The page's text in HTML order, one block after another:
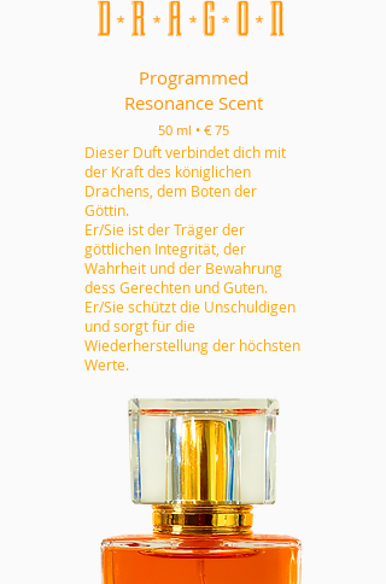
D * R * A * G * O * N
Programmed
Resonance Scent
50 ml • € 75
Dieser Duft verbindet dich mit
der Kraft des königlichen
Drachens, dem Boten der
Göttin.
Er/Sie ist der Träger der
göttlichen Integrität, der
Wahrheit und der Bewahrung
dess Gerechten und Guten.
Er/Sie schützt die Unschuldigen
und sorgt für die
Wiederherstellung der höchsten
Werte.